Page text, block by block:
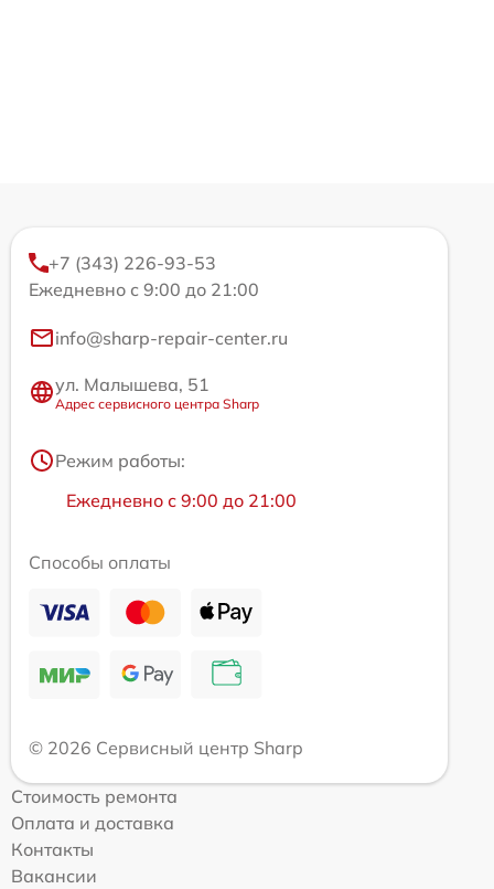
+7 (343) 226-93-53
Ежедневно с 9:00 до 21:00
info@sharp-repair-center.ru
ул. Малышева, 51
Адрес сервисного центра Sharp
Режим работы:
Ежедневно с 9:00 до 21:00
Способы оплаты
© 2026 Сервисный центр Sharp
Стоимость ремонта
Оплата и доставка
Контакты
Вакансии